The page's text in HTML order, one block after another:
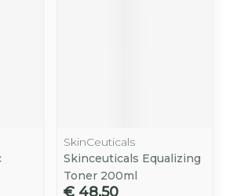
SkinCeuticals
Skinceuticals Equalizing
Toner 200ml
€ 48,50